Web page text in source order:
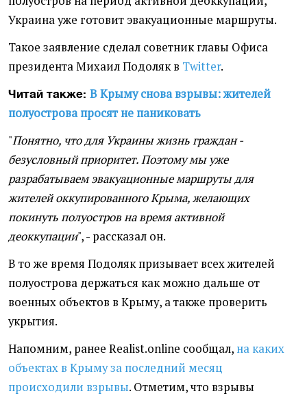
Украина уже готовит эвакуационные маршруты.
Такое заявление сделал советник главы Офиса
президента Михаил Подоляк в Twitter.
Читай также: В Крыму снова взрывы: жителей
полуострова просят не паниковать
"Понятно, что для Украины жизнь граждан -
безусловный приоритет. Поэтому мы уже
разрабатываем эвакуационные маршруты для
жителей оккупированного Крыма, желающих
покинуть полуостров на время активной
деоккупации", - рассказал он.
В то же время Подоляк призывает всех жителей
полуострова держаться как можно дальше от
военных объектов в Крыму, а также проверить
укрытия.
Напомним, ранее Realist.online сообщал, на каких
объектах в Крыму за последний месяц
происходили взрывы. Отметим, что взрывы